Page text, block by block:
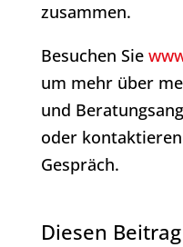
zusammen.
Besuchen Sie
um mehr über
und
oder
Gespräch.
Diesen